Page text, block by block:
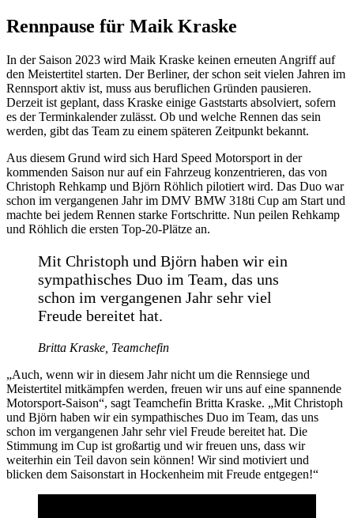
Rennpause für Maik Kraske
In der Saison 2023 wird Maik Kraske keinen erneuten Angriff auf
den Meistertitel starten. Der Berliner, der schon seit vielen Jahren im
Rennsport aktiv ist, muss aus beruflichen Gründen pausieren.
Derzeit ist geplant, dass Kraske einige Gaststarts absolviert, sofern
es der Terminkalender zulässt. Ob und welche Rennen das sein
werden, gibt das Team zu einem späteren Zeitpunkt bekannt.
Aus diesem Grund wird sich Hard Speed Motorsport in der
kommenden Saison nur auf ein Fahrzeug konzentrieren, das von
Christoph Rehkamp und Björn Röhlich pilotiert wird. Das Duo war
schon im vergangenen Jahr im DMV BMW 318ti Cup am Start und
machte bei jedem Rennen starke Fortschritte. Nun peilen Rehkamp
und Röhlich die ersten Top-20-Plätze an.
Mit Christoph und Björn haben wir ein
sympathisches Duo im Team, das uns
schon im vergangenen Jahr sehr viel
Freude bereitet hat.
Britta Kraske, Teamchefin
„Auch, wenn wir in diesem Jahr nicht um die Rennsiege und
Meistertitel mitkämpfen werden, freuen wir uns auf eine spannende
Motorsport-Saison“, sagt Teamchefin Britta Kraske. „Mit Christoph
und Björn haben wir ein sympathisches Duo im Team, das uns
schon im vergangenen Jahr sehr viel Freude bereitet hat. Die
Stimmung im Cup ist großartig und wir freuen uns, dass wir
weiterhin ein Teil davon sein können! Wir sind motiviert und
blicken dem Saisonstart in Hockenheim mit Freude entgegen!“